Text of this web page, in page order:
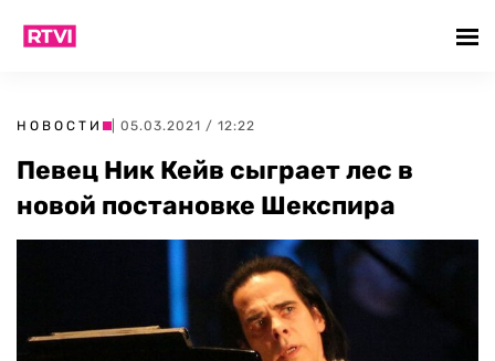
НОВОСТИ | 05.03.2021 / 12:22
Певец Ник Кейв сыграет лес в
новой постановке Шекспира